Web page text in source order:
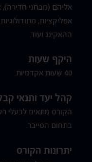
אליהם (מבחני חדירה),
אפליקציות,
ההאקינג ועוד.
היקף שעות
40 שעות אקדמיות.
קהל יעד ותנאי
הקורס מתאים לבעלי
בתחום הסייבר.
יתרונות הקורס